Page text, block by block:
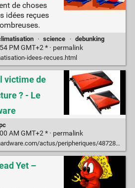
de choses
idées reçues
· science · debunking
PM GMT+2 * · permalink
idees-recues.html
victime de
? - Le
AM GMT+2 * · permalink
48728-laudio-pc-est-il-victime-de-sa-propre-architecture-.html
Yet –